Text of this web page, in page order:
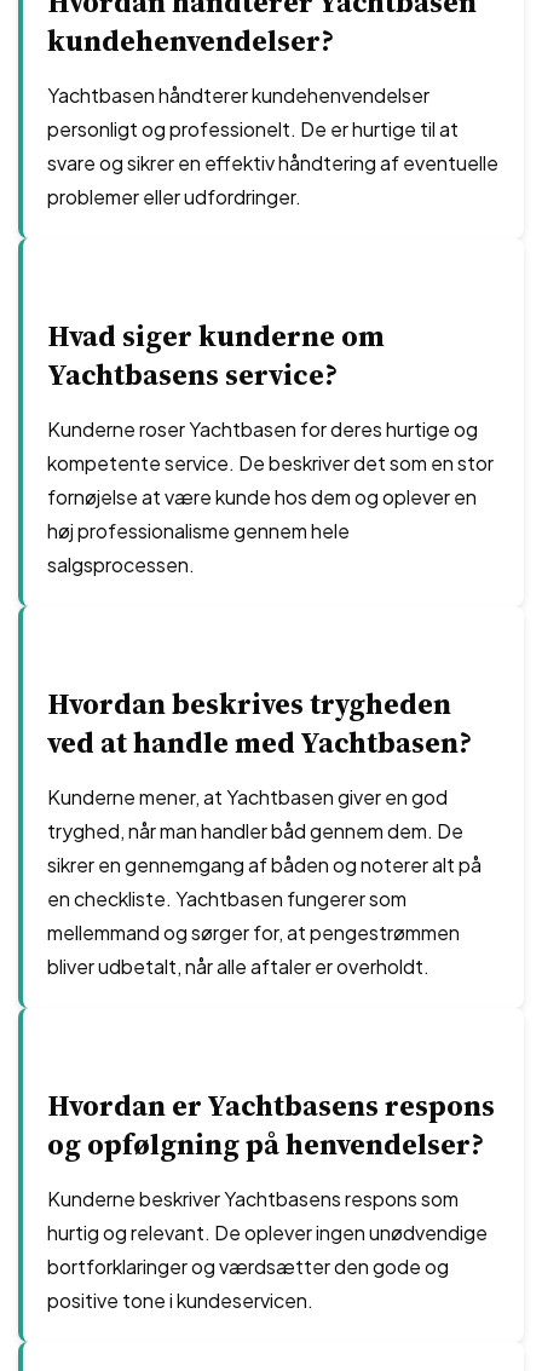
kundehenvendelser?
Yachtbasen håndterer kundehenvendelser
personligt og professionelt. De er hurtige til at
svare og sikrer en effektiv håndtering af eventuelle
problemer eller udfordringer.
Hvad siger kunderne om
Yachtbasens service?
Kunderne roser Yachtbasen for deres hurtige og
kompetente service. De beskriver det som en stor
fornøjelse at være kunde hos dem og oplever en
høj professionalisme gennem hele
salgsprocessen.
Hvordan beskrives trygheden
ved at handle med Yachtbasen?
Kunderne mener, at Yachtbasen giver en god
tryghed, når man handler båd gennem dem. De
sikrer en gennemgang af båden og noterer alt på
en checkliste. Yachtbasen fungerer som
mellemmand og sørger for, at pengestrømmen
bliver udbetalt, når alle aftaler er overholdt.
Hvordan er Yachtbasens respons
og opfølgning på henvendelser?
Kunderne beskriver Yachtbasens respons som
hurtig og relevant. De oplever ingen unødvendige
bortforklaringer og værdsætter den gode og
positive tone i kundeservicen.